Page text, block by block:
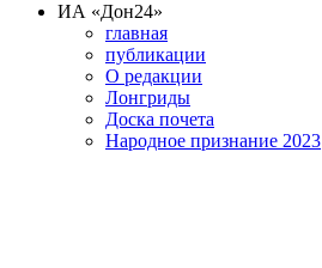
ИА «Дон24»
главная
публикации
О редакции
Лонгриды
Доска почета
Народное признание 2023